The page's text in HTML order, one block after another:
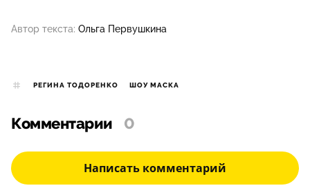
Автор текста: Ольга Первушкина
РЕГИНА ТОДОРЕНКО ШОУ МАСКА
Комментарии 0
Написать комментарий